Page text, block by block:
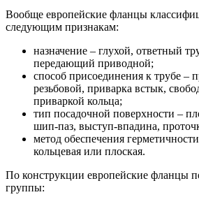
Вообще европейские фланцы
следующим признакам:
назначение – глухой, ответный
передающий приводной;
способ присоединения к трубе –
резьбовой, приварка встык,
приваркой кольца;
тип посадочной поверхности –
шип-паз, выступ-впадина,
метод обеспечения
кольцевая или плоская.
По конструкции европейские фланцы
группы: